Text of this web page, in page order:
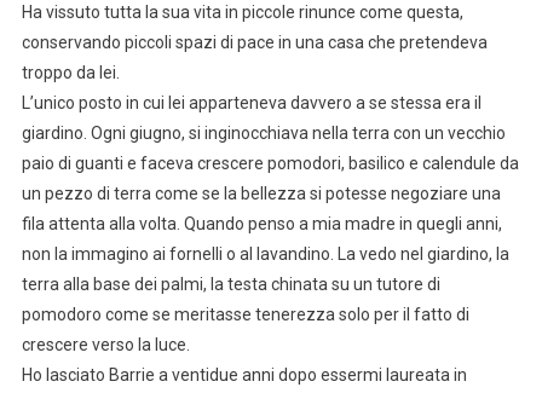
Ha vissuto tutta la sua vita in piccole rinunce come questa,
conservando piccoli spazi di pace in una casa che pretendeva
troppo da lei.
L’unico posto in cui lei apparteneva davvero a se stessa era il
giardino. Ogni giugno, si inginocchiava nella terra con un vecchio
paio di guanti e faceva crescere pomodori, basilico e calendule da
un pezzo di terra come se la bellezza si potesse negoziare una
fila attenta alla volta. Quando penso a mia madre in quegli anni,
non la immagino ai fornelli o al lavandino. La vedo nel giardino, la
terra alla base dei palmi, la testa chinata su un tutore di
pomodoro come se meritasse tenerezza solo per il fatto di
crescere verso la luce.
Ho lasciato Barrie a ventidue anni dopo essermi laureata in